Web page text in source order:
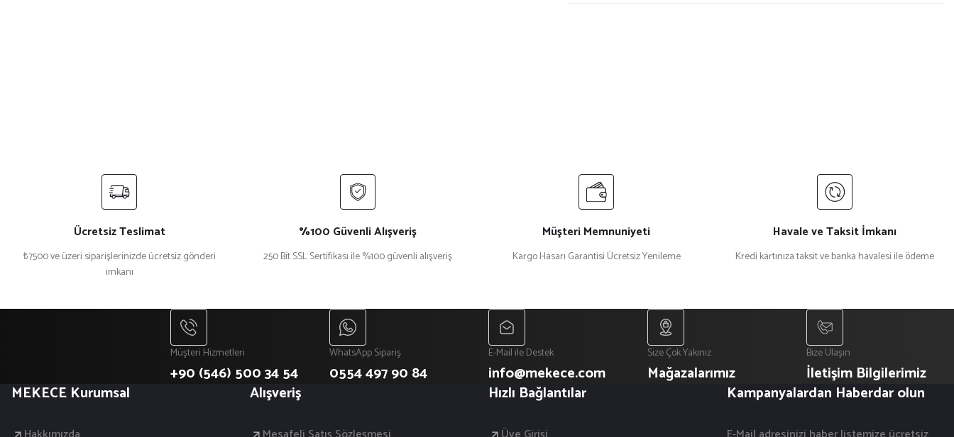
Ücretsiz Teslimat
₺7500 ve üzeri siparişlerinizde ücretsiz gönderi
imkanı
%100 Güvenli Alışveriş
250 Bit SSL Sertifikası ile %100 güvenli alışveriş
Müşteri Memnuniyeti
Kargo Hasarı Garantisi Ücretsiz Yenileme
Havale ve Taksit İmkanı
Kredi kartınıza taksit ve banka havalesi ile ödeme
Müşteri Hizmetleri
+90 (546) 500 34 54
WhatsApp Sipariş
0554 497 90 84
E-Mail ile Destek
info@mekece.com
Size Çok Yakınız
Mağazalarımız
Bize Ulaşın
İletişim Bilgilerimiz
MEKECE Kurumsal
Alışveriş Hızlı Bağlantılar Kampanyalardan Haberdar olun